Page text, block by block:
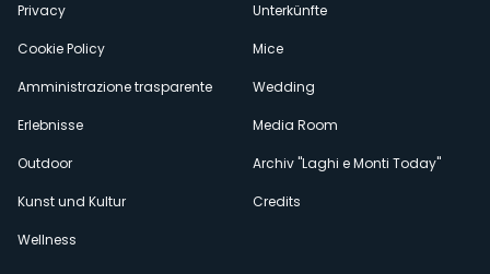
Privacy
Cookie Policy
Amministrazione trasparente
Erlebnisse
Outdoor
Kunst und Kultur
Wellness
Unterkünfte
Mice
Wedding
Media Room
Archiv "Laghi e Monti Today"
Credits